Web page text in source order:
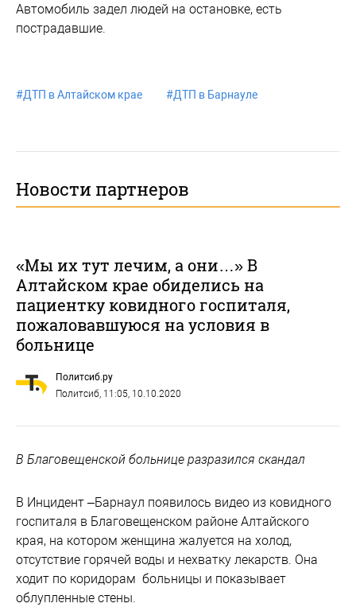
Автомобиль задел людей на остановке, есть
пострадавшие.
#ДТП в Алтайском крае #ДТП в Барнауле
Новости партнеров
«Мы их тут лечим, а они…» В
Алтайском крае обиделись на
пациентку ковидного госпиталя,
пожаловавшуюся на условия в
больнице
Политсиб.ру
Политсиб, 11:05, 10.10.2020
В Благовещенской больнице разразился скандал
В Инцидент –Барнаул появилось видео из ковидного
госпиталя в Благовещенском районе Алтайского
края, на котором женщина жалуется на холод,
отсутствие горячей воды и нехватку лекарств. Она
ходит по коридорам больницы и показывает
облупленные стены.